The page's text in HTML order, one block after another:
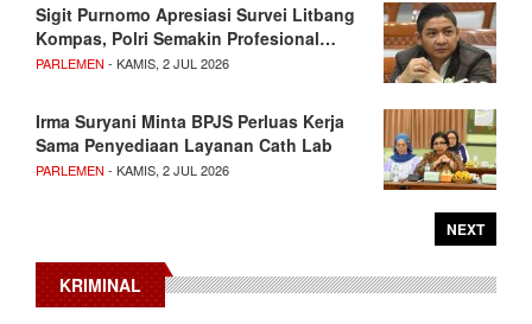
Sigit Purnomo Apresiasi Survei Litbang
Kompas, Polri Semakin Profesional…
PARLEMEN - KAMIS, 2 JUL 2026
Irma Suryani Minta BPJS Perluas Kerja
Sama Penyediaan Layanan Cath Lab
PARLEMEN - KAMIS, 2 JUL 2026
NEXT
KRIMINAL